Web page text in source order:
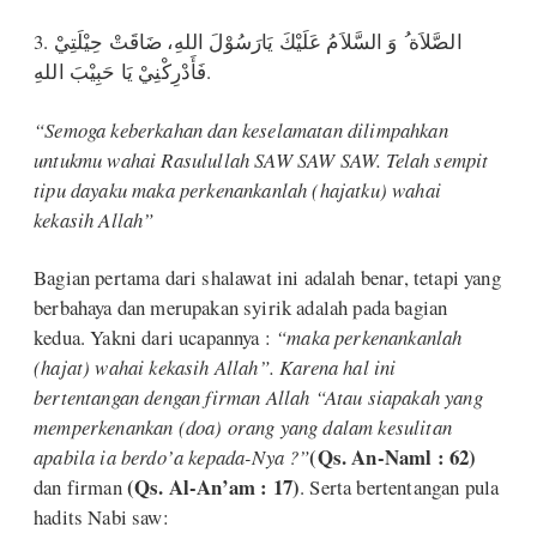
3. الصَّلاَة ُ وَ السَّلاَمُ عَلَيْكَ يَارَسُوْلَ اللهِ، ضَاقَتْ حِيْلَتِيْ
فَأَدْرِكْنِيْ يَا حَبِيْبَ اللهِ.
“Semoga keberkahan dan keselamatan dilimpahkan
untukmu wahai Rasulullah SAW SAW SAW. Telah sempit
tipu dayaku maka perkenankanlah (hajatku) wahai
kekasih Allah”
Bagian pertama dari shalawat ini adalah benar, tetapi yang
berbahaya dan merupakan syirik adalah pada bagian
kedua. Yakni dari ucapannya : “maka perkenankanlah
(hajat) wahai kekasih Allah”. Karena hal ini
bertentangan dengan firman Allah “Atau siapakah yang
memperkenankan (doa) orang yang dalam kesulitan
apabila ia berdo’a kepada-Nya ?”(Qs. An-Naml : 62)
dan firman(Qs. Al-An’am : 17). Serta bertentangan pula
hadits Nabi saw: